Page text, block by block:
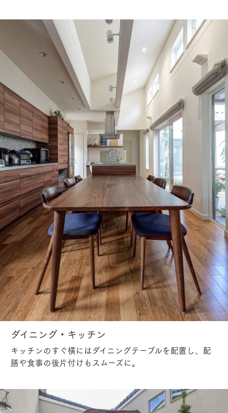
ダイニング・キッチン
キッチンのすぐ横にはダイニングテーブルを配置し、配
膳や食事の後片付けもスムーズに。